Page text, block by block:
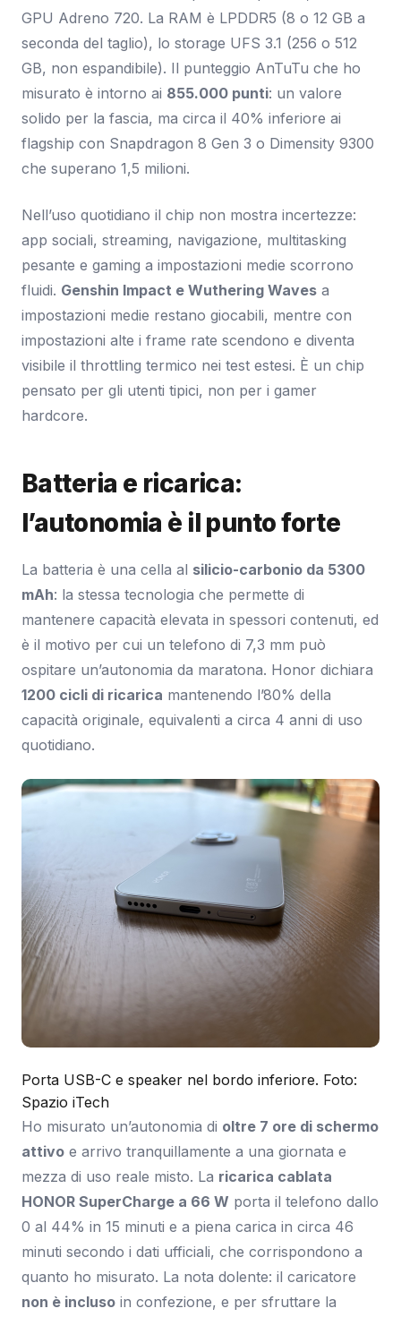
GPU Adreno 720. La RAM è LPDDR5 (8 o 12 GB a
seconda del taglio), lo storage UFS 3.1 (256 o 512
GB, non espandibile). Il punteggio AnTuTu che ho
misurato è intorno ai 855.000 punti: un valore
solido per la fascia, ma circa il 40% inferiore ai
flagship con Snapdragon 8 Gen 3 o Dimensity 9300
che superano 1,5 milioni.
Nell’uso quotidiano il chip non mostra incertezze:
app sociali, streaming, navigazione, multitasking
pesante e gaming a impostazioni medie scorrono
fluidi. Genshin Impact e Wuthering Waves a
impostazioni medie restano giocabili, mentre con
impostazioni alte i frame rate scendono e diventa
visibile il throttling termico nei test estesi. È un chip
pensato per gli utenti tipici, non per i gamer
hardcore.
Batteria e ricarica:
l’autonomia è il punto forte
La batteria è una cella al silicio-carbonio da 5300
mAh: la stessa tecnologia che permette di
mantenere capacità elevata in spessori contenuti, ed
è il motivo per cui un telefono di 7,3 mm può
ospitare un’autonomia da maratona. Honor dichiara
1200 cicli di ricarica mantenendo l’80% della
capacità originale, equivalenti a circa 4 anni di uso
quotidiano.
Porta USB-C e speaker nel bordo inferiore. Foto:
Spazio iTech
Ho misurato un’autonomia di oltre 7 ore di schermo
attivo e arrivo tranquillamente a una giornata e
mezza di uso reale misto. La ricarica cablata
HONOR SuperCharge a 66 W porta il telefono dallo
0 al 44% in 15 minuti e a piena carica in circa 46
minuti secondo i dati ufficiali, che corrispondono a
quanto ho misurato. La nota dolente: il caricatore
non è incluso in confezione, e per sfruttare la